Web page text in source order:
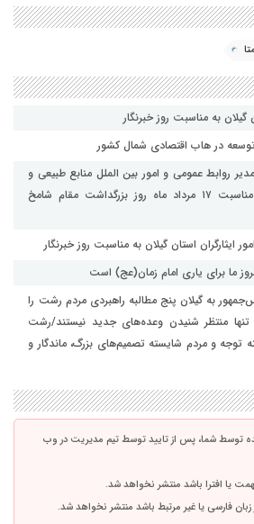
گیلان به مناسبت روز خبرنگار
در هاب اقتصادی شمال كشور
روابط عمومی و امور بین الملل منابع طبیعی و
آبخیزداری استان گیلان به مناسبت ۱۷ مرداد ماه روز بزرگداشت مقام شامخ
ایثارگران استان گیلان به مناسبت روز خبرنگار
ما برای یاری امام زمان(عج) است
به گیلان پنج مطالبه راهبردی مردم رشت را
منتظر شنیدن وعده‌های جدید نیستند/رشت
توجه و مردم شایسته تصمیم‌های بزرگ، ماندگار و
توسط شما، پس از تایید توسط تیم مدیریت در وب
یا افترا باشد منتشر نخواهد شد.
زبان فارسی یا غیر مرتبط باشد منتشر نخواهد شد.